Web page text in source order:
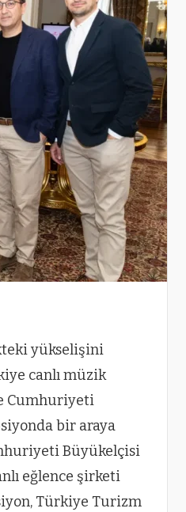
yükselişini
canlı müzik
Cumhuriyeti
bir araya
Büyükelçisi
eğlence şirketi
Türkiye Turizm